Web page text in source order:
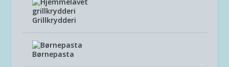
Grillkrydderi
Børnepasta